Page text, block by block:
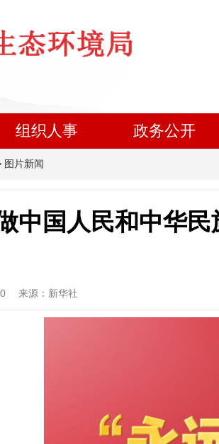
组织人事 政务公开
图片新闻
中国人民和中华
来源： 新华社